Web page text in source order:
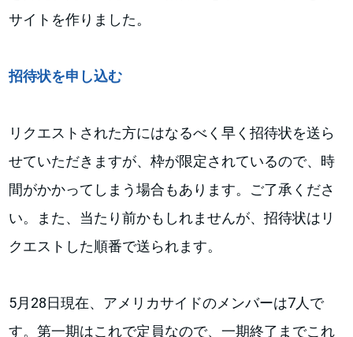
サイトを作りました。
招待状を申し込む
リクエストされた方にはなるべく早く招待状を送ら
せていただきますが、枠が限定されているので、時
間がかかってしまう場合もあります。ご了承くださ
い。また、当たり前かもしれませんが、招待状はリ
クエストした順番で送られます。
5月28日現在、アメリカサイドのメンバーは7人で
す。第一期はこれで定員なので、一期終了までこれ